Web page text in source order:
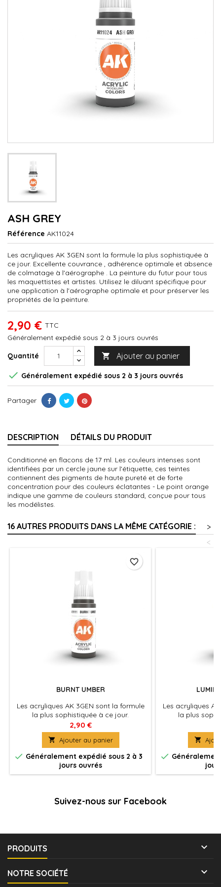
ASH GREY
Référence AK11024
Les acryliques AK 3GEN sont la formule la plus sophistiquée à
ce jour. Excellente couvrance , adhérence optimale et absence
de colmatage à l'aérographe . La peinture du futur pour tous
les maquettistes et artistes. Utilisez le diluant spécifique pour
une application à l'aérographe optimale et pour préserver les
propriétés de la peinture.
2,90 € TTC
Généralement expédié sous 2 à 3 jours ouvrés
Quantité  Ajouter au panier
 Généralement expédié sous 2 à 3 jours ouvrés
Partager
DESCRIPTION DÉTAILS DU PRODUIT
Conditionné en flacons de 17 ml. Les couleurs intenses sont
identifiées par un cercle jaune sur l'étiquette, ces teintes
contiennent des pigments de haute pureté et de forte
concentration pour des couleurs éclatantes - Le point orange
indique une gamme de couleurs standard, conçue pour tous
les modélistes.
16 AUTRES PRODUITS DANS LA MÊME CATÉGORIE :
>
<
BURNT UMBER
Les acryliques AK 3GEN sont la formule
la plus sophistiquée à ce jour.
Excellente couvrance , adhérence optimale
et absence de colmatage à
l'aérographe . La peinture du futur pour
tous les maquettistes et artistes. Utilisez
le diluant spécifique pour une
application à l'aérographe optimale et
pour préserver les propriétés de la
2,90 €
 Ajouter au panier
 Généralement expédié sous 2 à 3
jours ouvrés
favorite_border
Les acryliques
la plus
et
l'aérographe .
tous les
le diluant
application à
pour préserver


Suivez-nous sur Facebook
PRODUITS 
NOTRE SOCIÉTÉ 